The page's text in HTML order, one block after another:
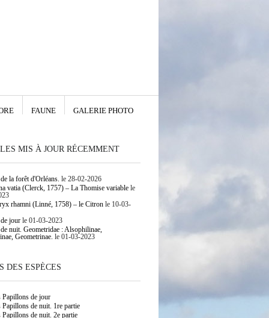
FAUNE GALERIE PHOTO
MIS À JOUR RÉCEMMENT
la forêt d'Orléans. le 28-02-2026
vatia (Clerck, 1757) – La Thomise variablele
rhamni (Linné, 1758) – le Citronle 10-03-
jourle 01-03-2023
nuit. Geometridae : Alsophilinae,
Geometrinae. le 01-03-2023
DES ESPÈCES
Papillons de jour
Papillons de nuit. 1re partie
Papillons de nuit. 2e partie